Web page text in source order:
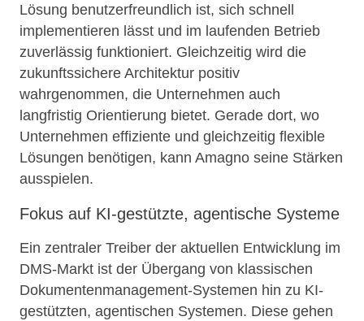
Lösung benutzerfreundlich ist, sich schnell
implementieren lässt und im laufenden Betrieb
zuverlässig funktioniert. Gleichzeitig wird die
zukunftssichere Architektur positiv
wahrgenommen, die Unternehmen auch
langfristig Orientierung bietet. Gerade dort, wo
Unternehmen effiziente und gleichzeitig flexible
Lösungen benötigen, kann Amagno seine Stärken
ausspielen.
Fokus auf KI-gestützte, agentische Systeme
Ein zentraler Treiber der aktuellen Entwicklung im
DMS-Markt ist der Übergang von klassischen
Dokumentenmanagement-Systemen hin zu KI-
gestützten, agentischen Systemen. Diese gehen